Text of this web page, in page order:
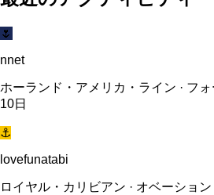
🌷
nnet
ホーランド・アメリカ・ライン · フ
10日
⚓
lovefunatabi
ロイヤル・カリビアン · オベーショ